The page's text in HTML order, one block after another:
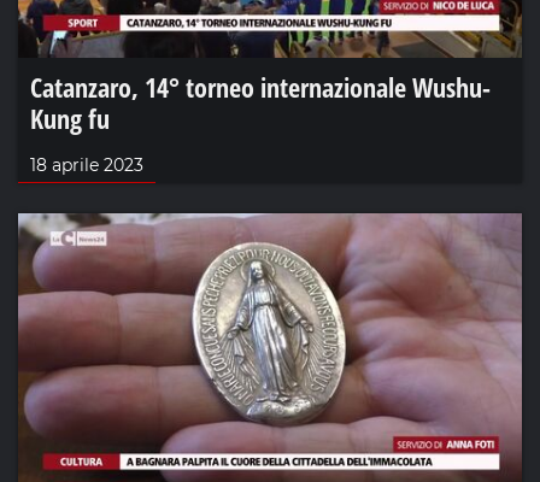
Catanzaro, 14° torneo internazionale Wushu-
Kung fu
18 aprile 2023